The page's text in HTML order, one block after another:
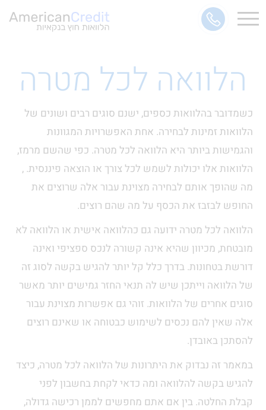
הלוואה לכל מטרה
כשמדובר בהלוואות כספים, ישנם סוגים רבים ושונים של
הלוואות זמינות לבחירה. אחת האפשרויות המגוונות
והגמישות ביותר היא הלוואה לכל מטרה. כפי שהשם מרמז,
הלוואות אלו יכולות לשמש לכל צורך או הוצאה פיננסית. ,
מה שהופך אותם לבחירה מצוינת עבור אלה שרוצים את
החופש לבזבז את הכסף על מה שהם רוצים.
הלוואה לכל מטרה ידועה גם כהלוואה אישית או הלוואה לא
מובטחת, מכיוון שהיא אינה קשורה לנכס ספציפי ואינה
דורשת בטחונות. בדרך כלל קל יותר להגיש בקשה לסוג זה
של הלוואה וייתכן שיש לה תנאי החזר גמישים יותר מאשר
סוגים אחרים של הלוואות. זוהי גם אפשרות מצוינת עבור
אלה שאין להם נכסים לשימוש כבטוחה או שאינם רוצים
להסתכן באובדן.
במאמר זה נבדוק את היתרונות של הלוואה לכל מטרה, כיצד
להגיש בקשה להלוואה ומה כדאי לקחת בחשבון לפני
קבלת החלטה. בין אם אתם מחפשים לממן רכישה גדולה,